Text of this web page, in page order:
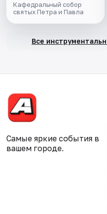
Кафедральный собор
святых Петра и Павла
Все
Самые яркие события в
вашем городе.